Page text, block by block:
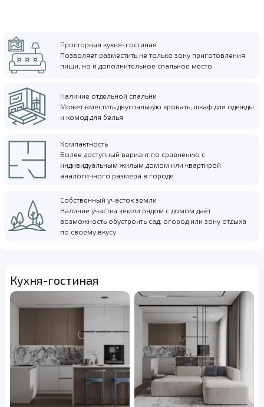
Просторная кухня-гостиная
Позволяет разместить не только зону приготовления
пищи, но и дополнительное спальное место
Наличие отдельной спальни
Может вместить двуспальную кровать, шкаф для одежды
и комод для белья
Компактность
Более доступный вариант по сравнению с
индивидуальным жилым домом или квартирой
аналогичного размера в городе
Собственный участок земли
Наличие участка земли рядом с домом даёт
возможность обустроить сад, огород или зону отдыха
по своему вкусу
Кухня-гостиная